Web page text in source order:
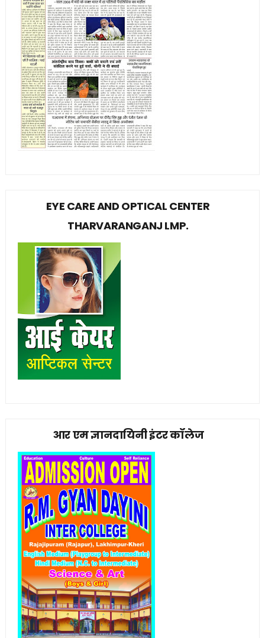
EYE CARE AND OPTICAL CENTER
THARVARANGANJ LMP.
आर एम ज्ञानदायिनी इंटर कॉलेज